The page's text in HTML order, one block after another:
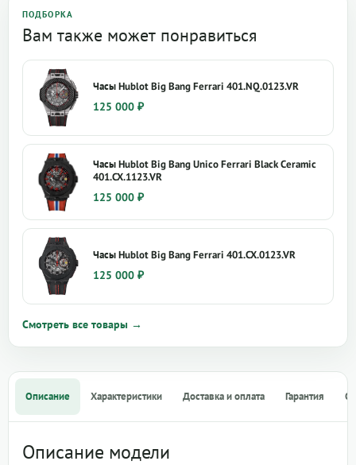
ПОДБОРКА
Вам также может понравиться
Часы Hublot Big Bang Ferrari 401.NQ.0123.VR
125 000 ₽
Часы Hublot Big Bang Unico Ferrari Black Ceramic
401.CX.1123.VR
125 000 ₽
Часы Hublot Big Bang Ferrari 401.CX.0123.VR
125 000 ₽
Смотреть все товары →
Описание Характеристики Доставка и оплата Гарантия
Описание модели